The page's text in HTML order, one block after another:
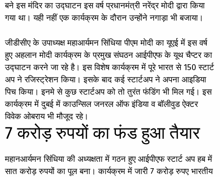
बने इस मंदिर का उद्घाटन इस वर्ष प्रधानमंत्री नरेंद्र मोदी द्वारा किया
गया था। यही नहीं एक कार्यक्रम के दौरान उन्होंने नगाड़ा भी बजाया।
जीडीसीए के उपाध्यक्ष महाआर्यमन सिंधिया पीएम मोदी का यूएई में इस वर्ष
हुए अहलान मोदी कार्यक्रम के प्रमुख संघठन आईपीएफ के यूथ चैप्टर का
उद्घाटन करने जा रहे है। इस विशेष कार्यक्रम में पूरे भारत से 150 स्टार्ट
अप ने रजिस्ट्रेशन किया। इसके बाद कई स्टार्टअप ने अपना आइडिया
पिच किया। इनमे से कुछ स्टार्टअप को तो तुरंत फंडिंग भी मिल गई। इस
कार्यक्रम में दुबई में काउन्सिल जनरल ऑफ इंडिया व बॉलीवुड ऐक्टर
विवेक ओबराय भी मौजूद रहे।
7 करोड़ रुपयों का फंड हुआ तैयार
महानआर्यमन सिंधिया की अध्यक्षता में गठन हुए आईपीएफ स्टार्ट अप हब में
सात करोड़ रुपयों का पूल बना। कार्यक्रम में जारी 7 करोड़ रुपए भारतीय